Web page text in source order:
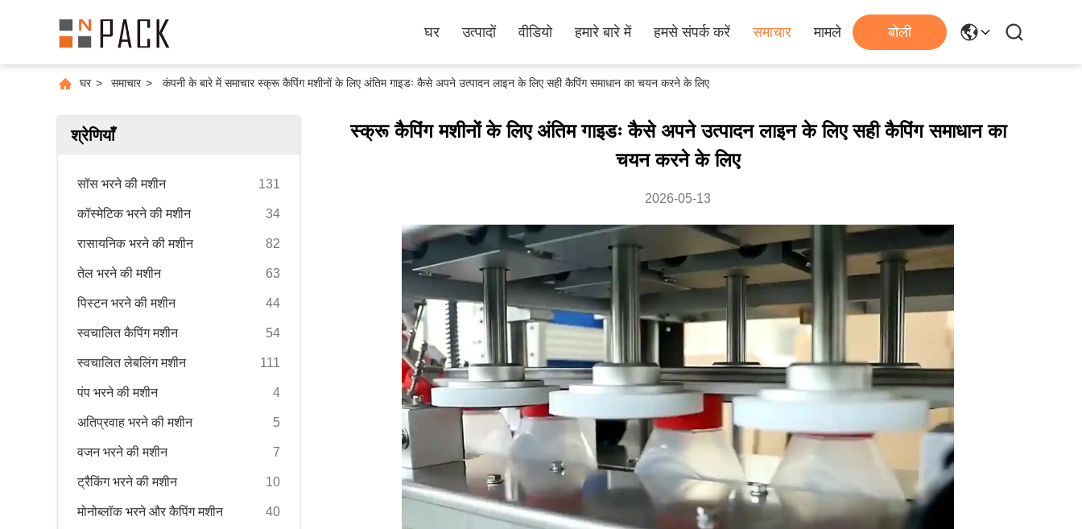
घर उत्पादों वीडियो हमारे बारे में हमसे संपर्क करें समाचार मामले बोली
घर > समाचार > कंपनी के बारे में समाचार स्क्रू कैपिंग मशीनों के लिए अंतिम गाइडः कैसे अपने उत्पादन लाइन के लिए सही कैपिंग समाधान का चयन करने के लिए
श्रेणियाँ
सॉस भरने की मशीन 131
कॉस्मेटिक भरने की मशीन 34
रासायनिक भरने की मशीन 82
तेल भरने की मशीन 63
पिस्टन भरने की मशीन 44
स्वचालित कैपिंग मशीन 54
स्वचालित लेबलिंग मशीन 111
पंप भरने की मशीन 4
अतिप्रवाह भरने की मशीन 5
वजन भरने की मशीन 7
ट्रैकिंग भरने की मशीन 10
मोनोब्लॉक भरने और कैपिंग मशीन 40
स्क्रू कैपिंग मशीनों के लिए अंतिम गाइडः कैसे अपने उत्पादन लाइन के लिए सही कैपिंग समाधान का
चयन करने के लिए
2026-05-13